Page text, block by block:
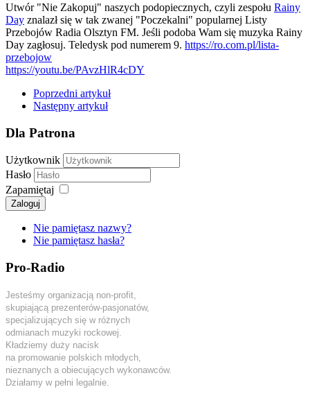
Utwór "Nie Zakopuj" naszych podopiecznych, czyli zespołu Rainy
Day znalazł się w tak zwanej "Poczekalni" popularnej Listy
Przebojów Radia Olsztyn FM. Jeśli podoba Wam się muzyka Rainy
Day zagłosuj. Teledysk pod numerem 9. https://ro.com.pl/lista-
przebojow
https://youtu.be/PAvzHlR4cDY
Poprzedni artykuł
Następny artykuł
Dla Patrona
Użytkownik
Hasło
Zapamiętaj
Zaloguj
Nie pamiętasz nazwy?
Nie pamiętasz hasła?
Pro-Radio
Jesteśmy organizacją non-profit,
skupiającą prezenterów-pasjonatów,
specjalizujących się w różnych
odmianach muzyki rockowej.
Kładziemy duży nacisk
na promowanie polskich młodych,
nieznanych a obiecujących wykonawców.
Działamy w pełni legalnie.